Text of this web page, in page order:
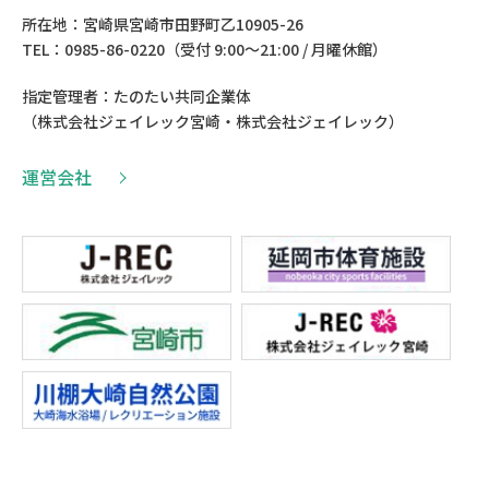
所在地：宮崎県宮崎市田野町乙10905-26
TEL：0985-86-0220（受付 9:00〜21:00 / 月曜休館）
指定管理者：たのたい共同企業体
（株式会社ジェイレック宮崎・株式会社ジェイレック）
運営会社